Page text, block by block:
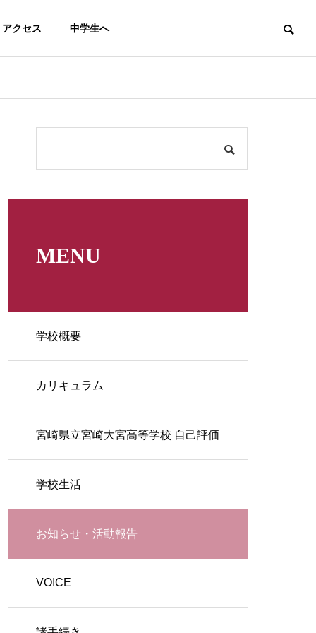
アクセス 中学生へ
男子テニス部（５月～７月）
MENU
学校概要
カリキュラム
宮崎県立宮崎大宮高等学校 自己評価
学校生活
お知らせ・活動報告
VOICE